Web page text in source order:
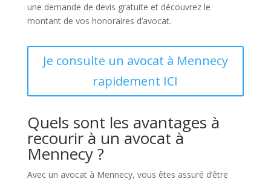
une demande de devis gratuite et découvrez le
montant de vos honoraires d’avocat.
Je consulte un avocat à Mennecy
rapidement ICI
Quels sont les avantages à
recourir à un avocat à
Mennecy ?
Avec un avocat à Mennecy, vous êtes assuré d’être